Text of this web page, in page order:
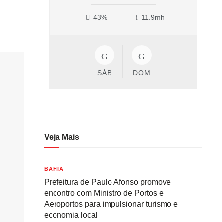
43% 11.9mh
SÁB DOM
Veja Mais
BAHIA
Prefeitura de Paulo Afonso promove
encontro com Ministro de Portos e
Aeroportos para impulsionar turismo e
economia local